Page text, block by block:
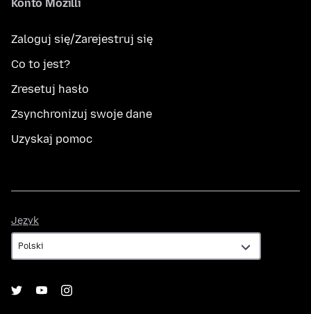
Konto Mozilli
Zaloguj się/Zarejestruj się
Co to jest?
Zresetuj hasło
Zsynchronizuj swoje dane
Uzyskaj pomoc
Język